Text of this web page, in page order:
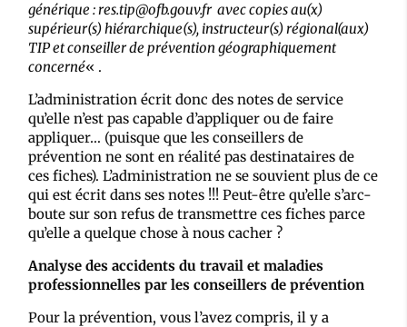
générique : res.tip@ofb.gouv.fr avec copies au(x)
supérieur(s) hiérarchique(s), instructeur(s) régional(aux)
TIP et conseiller de prévention géographiquement
concerné« .
L’administration écrit donc des notes de service
qu’elle n’est pas capable d’appliquer ou de faire
appliquer… (puisque que les conseillers de
prévention ne sont en réalité pas destinataires de
ces fiches). L’administration ne se souvient plus de ce
qui est écrit dans ses notes !!! Peut-être qu’elle s’arc-
boute sur son refus de transmettre ces fiches parce
qu’elle a quelque chose à nous cacher ?
Analyse des accidents du travail et maladies
professionnelles par les conseillers de prévention
Pour la prévention, vous l’avez compris, il y a